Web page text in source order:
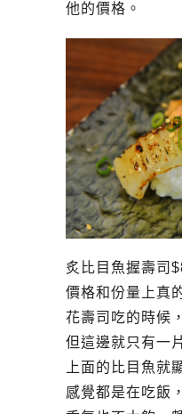
他的價格。
炙比目魚握壽司
價格和份量上真
花壽司吃的時候
但這邊就只有一
上面的比目魚就
感覺都是在吃飯